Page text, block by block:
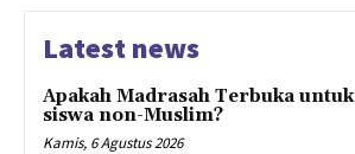
Latest news
Apakah Madrasah Terbuka untuk
siswa non-Muslim?
Kamis, 6 Agustus 2026